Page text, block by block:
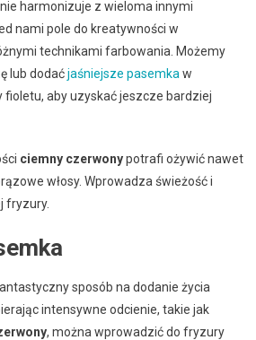
harmonizuje z wieloma innymi
nami pole do kreatywności w
technikami farbowania. Możemy
lub dodaćjaśniejsze pasemka w
aby uzyskać jeszcze bardziej
ciemny czerwonypotrafi ożywić nawet
włosy. Wprowadza świeżość i
fryzury.
sposób na dodanie życia
intensywne odcienie, takie jak
, można wprowadzić do fryzury